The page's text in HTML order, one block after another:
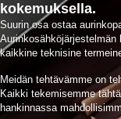
kokemuksella.
Suurin osa ostaa
kaikkine teknisine
Meidän tehtävämme on
Kaikki tekemisemme
hankinnassa